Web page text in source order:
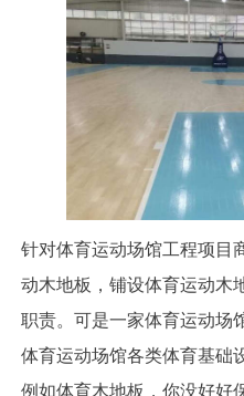
针对体育运动场馆工程项目
动木地板，铺设体育运动木
职责。可是一家体育运动场
体育运动场馆各类体育基础
例如体育木地板，你没好好